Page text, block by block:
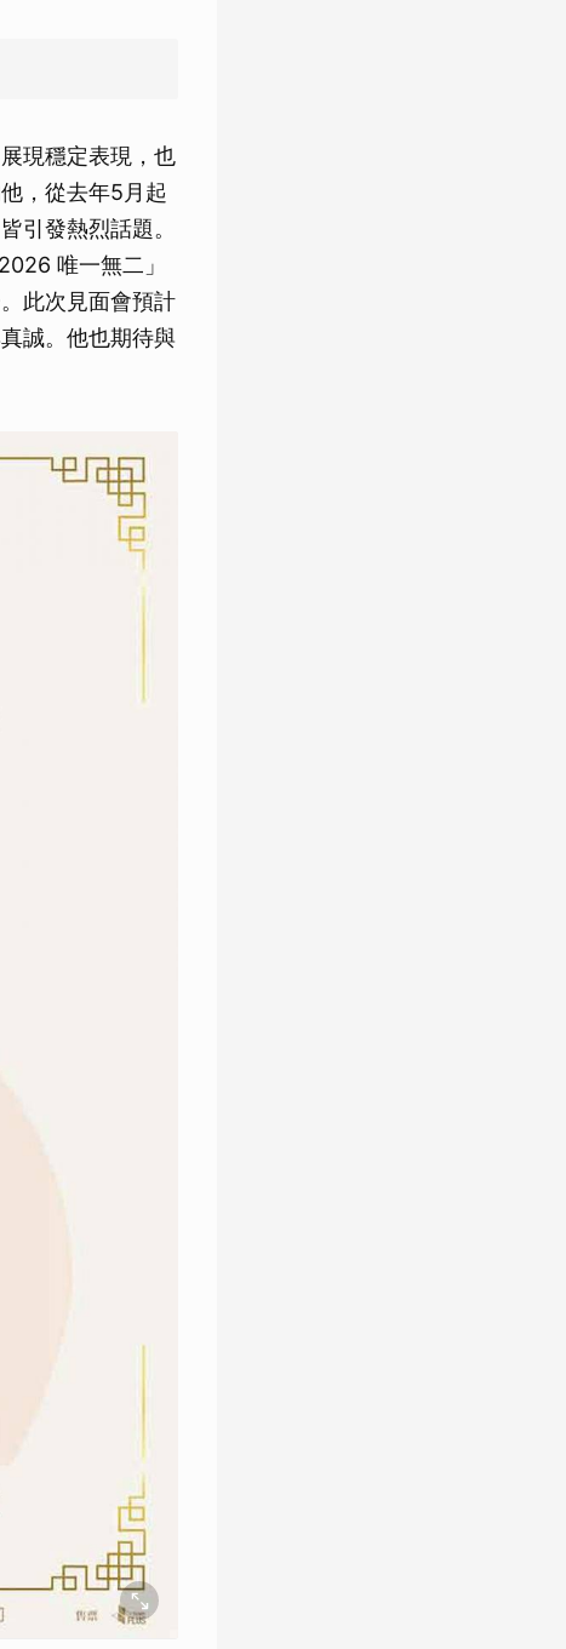
現穩定表現，也
，從去年5月起
引發熱烈話題。
唯一無二」
此次見面會預計
誠。他也期待與